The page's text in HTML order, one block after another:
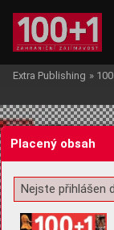
Žádost o
Extra Publishing »
Placený obsah
Nejste přihlášen